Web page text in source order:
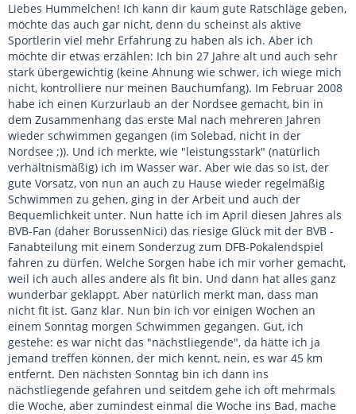
Liebes Hummelchen! Ich kann dir kaum gute Ratschläge geben,
möchte das auch gar nicht, denn du scheinst als aktive
Sportlerin viel mehr Erfahrung zu haben als ich. Aber ich
möchte dir etwas erzählen: Ich bin 27 Jahre alt und auch sehr
stark übergewichtig (keine Ahnung wie schwer, ich wiege mich
nicht, kontrolliere nur meinen Bauchumfang). Im Februar 2008
habe ich einen Kurzurlaub an der Nordsee gemacht, bin in
dem Zusammenhang das erste Mal nach mehreren Jahren
wieder schwimmen gegangen (im Solebad, nicht in der
Nordsee ;)). Und ich merkte, wie "leistungsstark" (natürlich
verhältnismäßig) ich im Wasser war. Aber wie das so ist, der
gute Vorsatz, von nun an auch zu Hause wieder regelmäßig
Schwimmen zu gehen, ging in der Arbeit und auch der
Bequemlichkeit unter. Nun hatte ich im April diesen Jahres als
BVB-Fan (daher BorussenNici) das riesige Glück mit der BVB -
Fanabteilung mit einem Sonderzug zum DFB-Pokalendspiel
fahren zu dürfen. Welche Sorgen habe ich mir vorher gemacht,
weil ich auch alles andere als fit bin. Und dann hat alles ganz
wunderbar geklappt. Aber natürlich merkt man, dass man
nicht fit ist. Ganz klar. Nun bin ich vor einigen Wochen an
einem Sonntag morgen Schwimmen gegangen. Gut, ich
gestehe: es war nicht das "nächstliegende", da hätte ich ja
jemand treffen können, der mich kennt, nein, es war 45 km
entfernt. Den nächsten Sonntag bin ich dann ins
nächstliegende gefahren und seitdem gehe ich oft mehrmals
die Woche, aber zumindest einmal die Woche ins Bad, mache